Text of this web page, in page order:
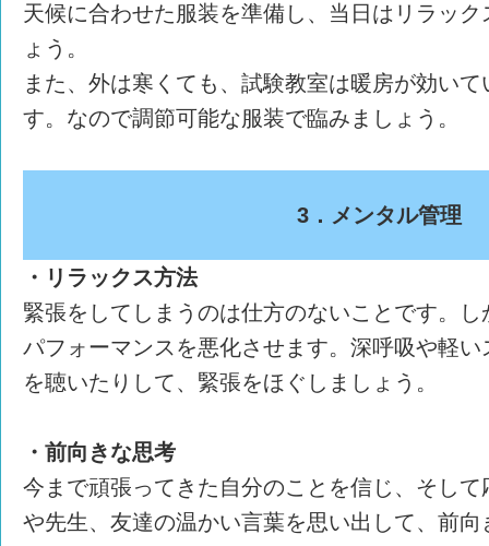
天候に合わせた服装を準備し、当日はリラッ
ょう。
また、外は寒くても、試験教室は暖房が効い
す。なので調節可能な服装で臨みましょう。
3．メンタル管理
・リラックス方法
緊張をしてしまうのは仕方のないことです。
パフォーマンスを悪化させます。深呼吸や軽
を聴いたりして、緊張をほぐしましょう。
・前向きな思考
今まで頑張ってきた自分のことを信じ、そし
や先生、友達の温かい言葉を思い出して、前